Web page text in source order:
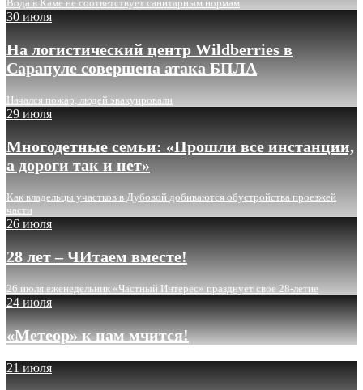
Вода в Каме не соответствует санитарным нормам
30 июля
На логистический центр Wildberries в
Сарапуле совершена атака БПЛА
Начался пожар, людей эвакуировали
29 июля
Многодетные семьи: «Прошли все инстанции,
а дороги так и нет»
Как владельцы участков в Дубовой добиваются обустройства проезжей
части
26 июля
28 лет – ЧИтаем вместе!
26 июля еженедельник «Частный Интерес» празднует своё 28-летие
24 июля
«Метеор» к нам мчится!
21 июля